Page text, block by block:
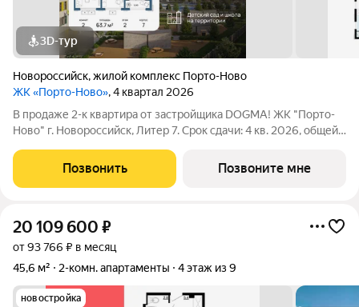
3D-тур
Новороссийск,жилой комплекс Порто-Ново
ЖК «Порто-Ново», 4 квартал 2026
В продаже 2-к квартира от застройщика DOGMA! ЖК "Порто-
Ново" г. Новороссийск, Литер 7. Срок сдачи: 4 кв. 2026, общей
для комфортной жизни. Место, где шум Чёрного моря
становится саундтреком
Позвонить Позвоните мне
20 109 600 ₽
от 93 766 ₽ в месяц
45,6 м²
2-комн. апартаменты 4 этаж из 9
новостройка